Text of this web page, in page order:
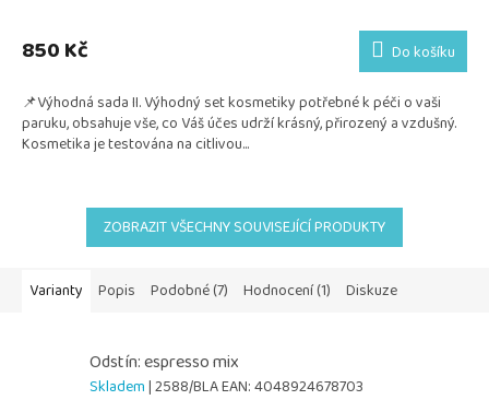
850 Kč Do košíku
📌Výhodná sada II. Výhodný set kosmetiky potřebné k péči o vaši
paruku, obsahuje vše, co Váš účes udrží krásný, přirozený a vzdušný.
Kosmetika je testována na citlivou...
ZOBRAZIT VŠECHNY SOUVISEJÍCÍ PRODUKTY
Varianty Popis Podobné (7) Hodnocení (1) Diskuze
Odstín: espresso mix
Skladem| 2588/BLAEAN:4048924678703